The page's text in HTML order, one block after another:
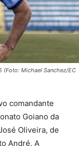
(Foto: Michael Sanchez/EC
comandante
Goiano da
Oliveira, de
André. A